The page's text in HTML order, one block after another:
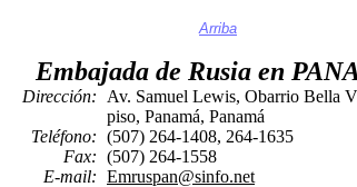
Arriba
Embajada de Rusia en
Dirección:
Teléfono:
Fax:
E-mail:
Av. Samuel Lewis, Obarrio Bella
piso, Panamá, Panamá
(507) 264-1408, 264-1635
(507) 264-1558
Emruspan@sinfo.net